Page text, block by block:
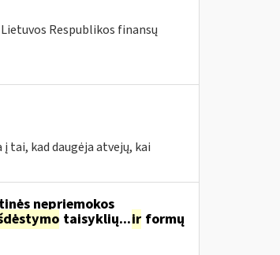
Respublikos finansų
tai, kad daugėja atvejų, kai
nepriemokos
taisyklių...irformų